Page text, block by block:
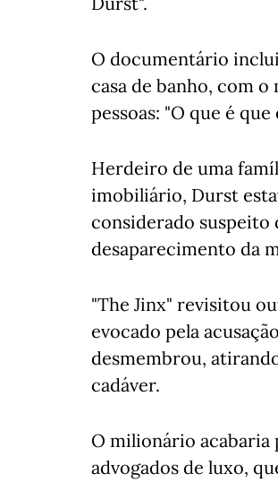
O documentário
casa de banho, com
pessoas: "O que é
Herdeiro de uma
imobiliário, Durst
considerado suspeito
desaparecimento da
"The Jinx" revisitou
evocado pela
desmembrou,
cadáver.
O milionário acabaria
advogados de luxo,